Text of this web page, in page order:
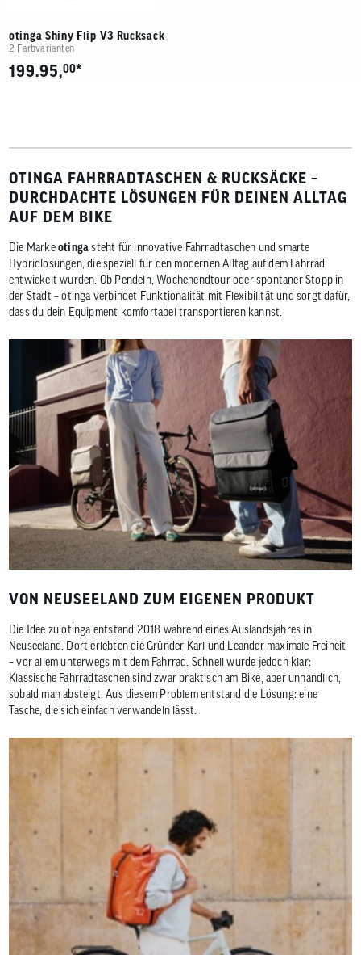
otinga Shiny Flip V3 Rucksack
2 Farbvarianten
199.95,00*
OTINGA FAHRRADTASCHEN & RUCKSÄCKE –
DURCHDACHTE LÖSUNGEN FÜR DEINEN ALLTAG
AUF DEM BIKE
Die Markeotingasteht für innovative Fahrradtaschen und smarte
Hybridlösungen, die speziell für den modernen Alltag auf dem Fahrrad
entwickelt wurden. Ob Pendeln, Wochenendtour oder spontaner Stopp in
der Stadt – otinga verbindet Funktionalität mit Flexibilität und sorgt dafür,
dass du dein Equipment komfortabel transportieren kannst.
VON NEUSEELAND ZUM EIGENEN PRODUKT
Die Idee zu otinga entstand 2018 während eines Auslandsjahres in
Neuseeland. Dort erlebten die Gründer Karl und Leander maximale Freiheit
– vor allem unterwegs mit dem Fahrrad. Schnell wurde jedoch klar:
Klassische Fahrradtaschen sind zwar praktisch am Bike, aber unhandlich,
sobald man absteigt. Aus diesem Problem entstand die Lösung: eine
Tasche, die sich einfach verwandeln lässt.